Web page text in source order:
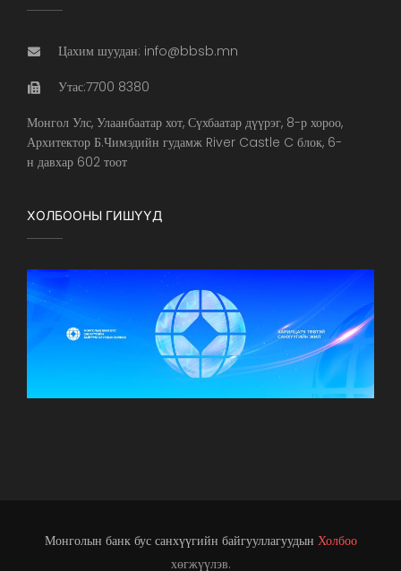
Цахим шуудан: info@bbsb.mn
Утас:7700 8380
Монгол Улс, Улаанбаатар хот, Сүхбаатар дүүрэг, 8-р хороо,
Архитектор Б.Чимэдийн гудамж River Castle C блок, 6-
н давхар 602 тоот
ХОЛБООНЫ ГИШҮҮД
Монголын банк бус санхүүгийн байгууллагуудын Холбоо
хөгжүүлэв.